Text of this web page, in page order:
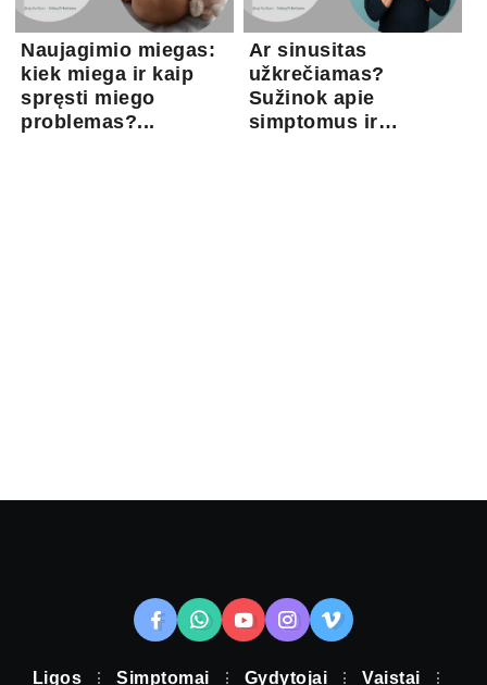
Naujagimio miegas:
kiek miega ir kaip
spręsti miego
problemas?...
Ar sinusitas
užkrečiamas?
Sužinok apie
simptomus ir
Ligos Simptomai Gydytojai Vaistai